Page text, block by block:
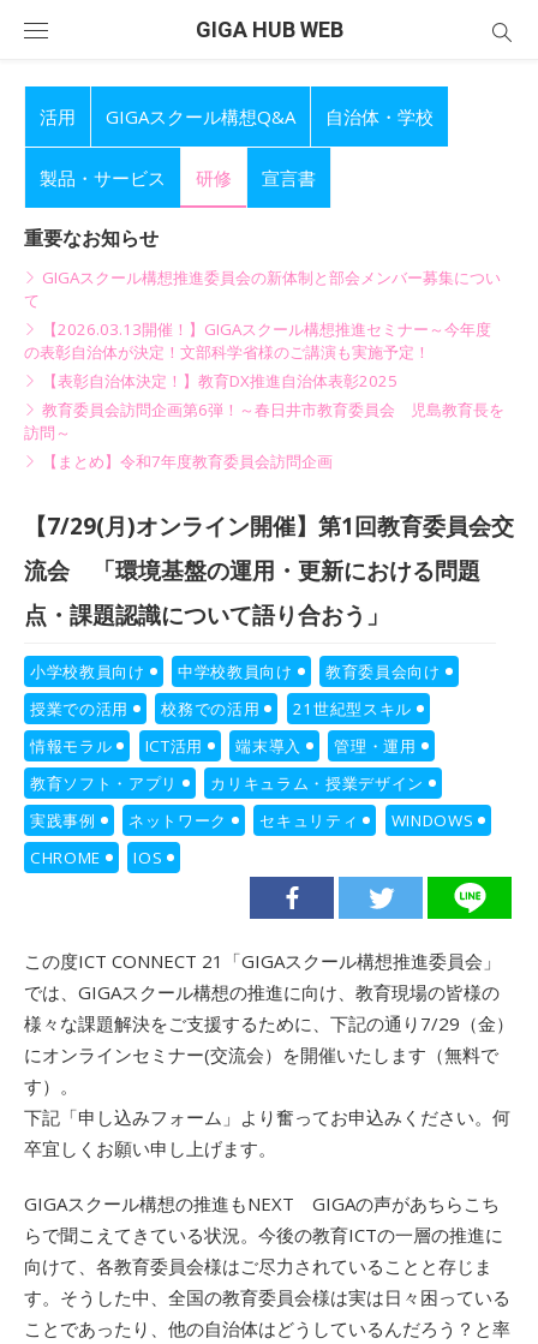
GIGA HUB WEB
活用 GIGAスクール構想Q&A 自治体・学校
製品・サービス 研修 宣言書
重要なお知らせ
GIGAスクール構想推進委員会の新体制と部会メンバー募集につい
て
【2026.03.13開催！】GIGAスクール構想推進セミナー～今年度
の表彰自治体が決定！文部科学省様のご講演も実施予定！
【表彰自治体決定！】教育DX推進自治体表彰2025
教育委員会訪問企画第6弾！～春日井市教育委員会 児島教育長を
訪問～
【まとめ】令和7年度教育委員会訪問企画
【7/29(月)オンライン開催】第1回教育委員会交
流会 「環境基盤の運用・更新における問題
点・課題認識について語り合おう」
小学校教員向け 中学校教員向け
教育委員会向け
授業での活用
校務での活用
21世紀型スキル
情報モラル
ICT活用 端末導入
管理・運用
教育ソフト・アプリ
カリキュラム・授業デザイン
実践事例
ネットワーク セキュリティ
WINDOWS
CHROME
IOS
この度ICT CONNECT 21「GIGAスクール構想推進委員会」
では、GIGAスクール構想の推進に向け、教育現場の皆様の
様々な課題解決をご支援するために、下記の通り7/29（金）
にオンラインセミナー(交流会）を開催いたします（無料で
す）。
下記「申し込みフォーム」より奮ってお申込みください。何
卒宜しくお願い申し上げます。
GIGAスクール構想の推進もNEXT GIGAの声があちらこち
らで聞こえてきている状況。今後の教育ICTの一層の推進に
向けて、各教育委員会様はご尽力されていることと存じま
す。そうした中、全国の教育委員会様は実は日々困っている
ことであったり、他の自治体はどうしているんだろう？と率